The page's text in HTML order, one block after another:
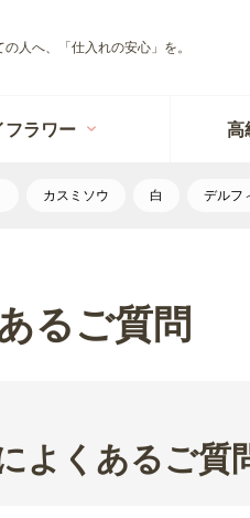
人へ、「仕入れの安心」を。
フラワー 高
カスミソウ 白 デルフ
るご質問
よくあるご質